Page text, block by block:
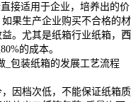
接适用于企业，培养出的价
果生产企业购买不合格的材
。尤其是纸箱行业纸箱， 西
的成本。
因档次低，不能保证纸箱质